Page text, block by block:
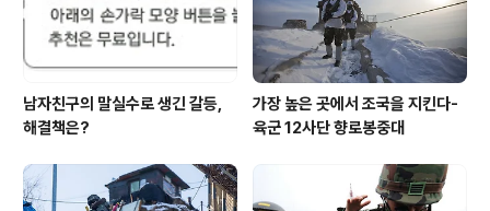
을 차출하여 훈련병들이 안전하고 효과적..
남자친구의 말실수로 생긴 갈등,
해결책은?
가장 높은 곳에서 조국을 지킨다-
육군 12사단 향로봉중대